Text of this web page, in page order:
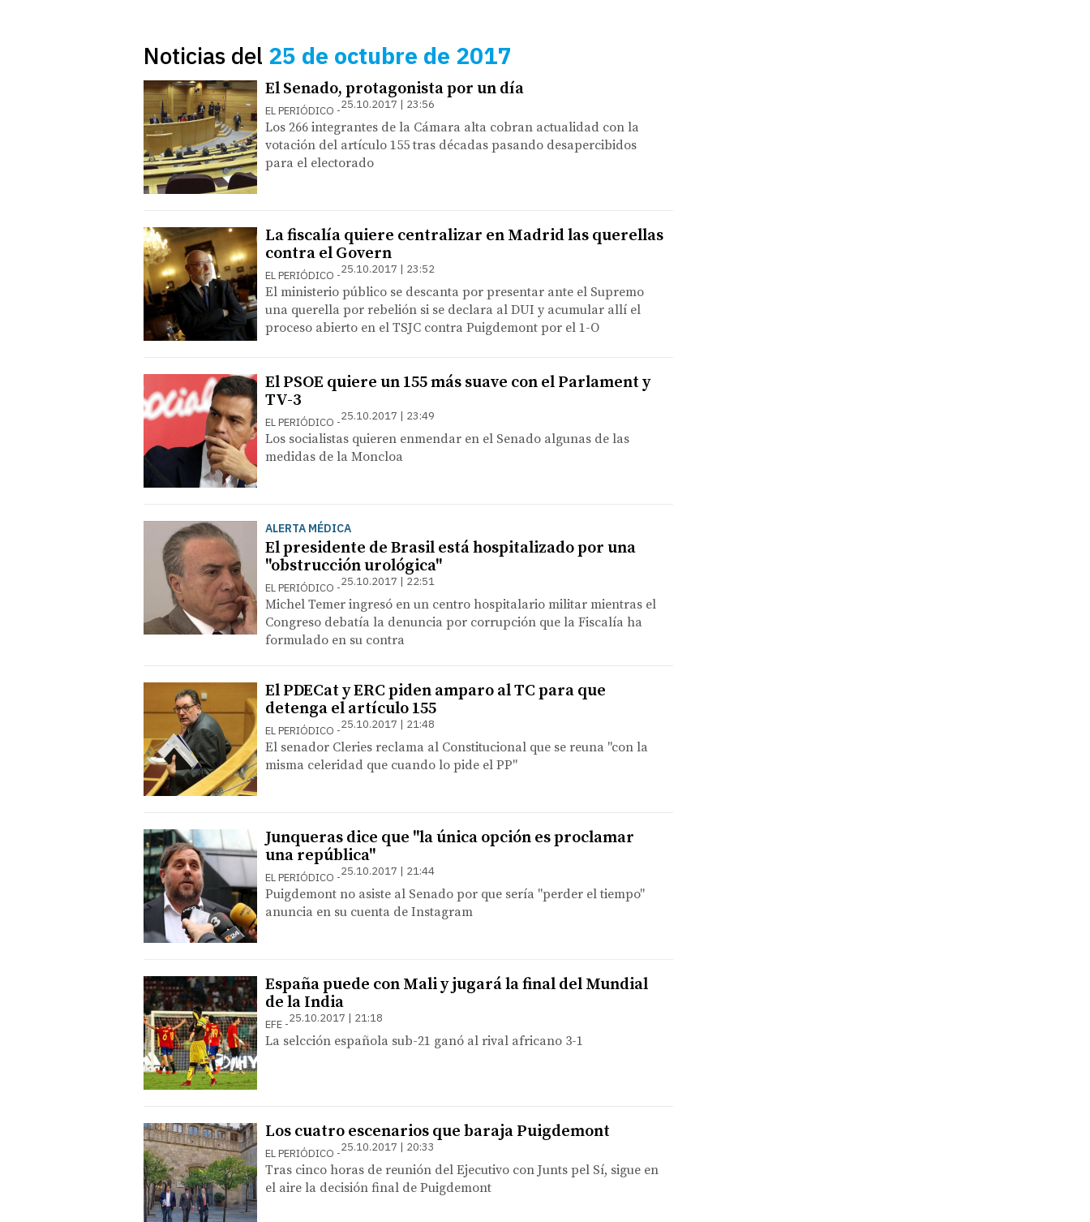
Noticias del 25 de octubre de 2017
El Senado, protagonista por un día
EL PERIÓDICO 25.10.2017 | 23:56
Los 266 integrantes de la Cámara alta cobran actualidad con la
votación del artículo 155 tras décadas pasando desapercibidos
para el electorado
La fiscalía quiere centralizar en Madrid las querellas
contra el Govern
EL PERIÓDICO 25.10.2017 | 23:52
El ministerio público se descanta por presentar ante el Supremo
una querella por rebelión si se declara al DUI y acumular allí el
proceso abierto en el TSJC contra Puigdemont por el 1-O
El PSOE quiere un 155 más suave con el Parlament y
TV-3
EL PERIÓDICO 25.10.2017 | 23:49
Los socialistas quieren enmendar en el Senado algunas de las
medidas de la Moncloa
ALERTA MÉDICA
El presidente de Brasil está hospitalizado por una
"obstrucción urológica"
EL PERIÓDICO 25.10.2017 | 22:51
Michel Temer ingresó en un centro hospitalario militar mientras el
Congreso debatía la denuncia por corrupción que la Fiscalía ha
formulado en su contra
El PDECat y ERC piden amparo al TC para que
detenga el artículo 155
EL PERIÓDICO 25.10.2017 | 21:48
El senador Cleries reclama al Constitucional que se reuna "con la
misma celeridad que cuando lo pide el PP"
Junqueras dice que "la única opción es proclamar
una república"
EL PERIÓDICO 25.10.2017 | 21:44
Puigdemont no asiste al Senado por que sería "perder el tiempo"
anuncia en su cuenta de Instagram
España puede con Mali y jugará la final del Mundial
de la India
EFE 25.10.2017 | 21:18
La selcción española sub-21 ganó al rival africano 3-1
Los cuatro escenarios que baraja Puigdemont
EL PERIÓDICO 25.10.2017 | 20:33
Tras cinco horas de reunión del Ejecutivo con Junts pel Sí, sigue en
el aire la decisión final de Puigdemont